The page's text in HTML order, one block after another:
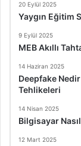
20 Eylül 2025
Yaygın Eğitim
9 Eylül 2025
MEB Akıllı
14 Haziran 2025
Deepfake
Tehlikeleri
14 Nisan 2025
Bilgisayar Nasıl
12 Mart 2025